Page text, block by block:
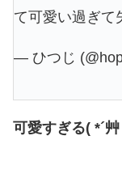
て可愛い過ぎて
— ひつじ
可愛すぎる( *´